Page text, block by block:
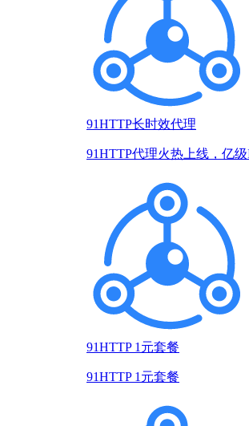
91HTTP长时效代理
91HTTP代理火热上线，亿
91HTTP 1元套餐
91HTTP 1元套餐